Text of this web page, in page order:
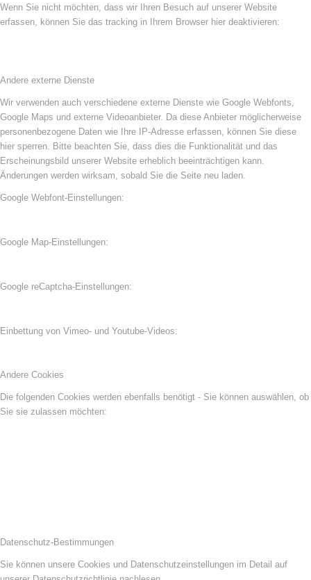
Wenn Sie nicht möchten, dass wir Ihren Besuch auf unserer Website
erfassen, können Sie das tracking in Ihrem Browser hier deaktivieren:
Andere externe Dienste
Wir verwenden auch verschiedene externe Dienste wie Google Webfonts,
Google Maps und externe Videoanbieter. Da diese Anbieter möglicherweise
personenbezogene Daten wie Ihre IP-Adresse erfassen, können Sie diese
hier sperren. Bitte beachten Sie, dass dies die Funktionalität und das
Erscheinungsbild unserer Website erheblich beeinträchtigen kann.
Änderungen werden wirksam, sobald Sie die Seite neu laden.
Google Webfont-Einstellungen:
Google Map-Einstellungen:
Google reCaptcha-Einstellungen:
Einbettung von Vimeo- und Youtube-Videos:
Andere Cookies
Die folgenden Cookies werden ebenfalls benötigt - Sie können auswählen, ob
Sie sie zulassen möchten:
Datenschutz-Bestimmungen
Sie können unsere Cookies und Datenschutzeinstellungen im Detail auf